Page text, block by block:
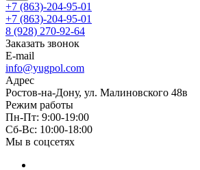
+7 (863)-204-95-01
+7 (863)-204-95-01
8 (928) 270-92-64
Заказать звонок
E-mail
info@yugpol.com
Адрес
Ростов-на-Дону, ул. Малиновского 48в
Режим работы
Пн-Пт: 9:00-19:00
Cб-Вс: 10:00-18:00
Мы в соцсетях